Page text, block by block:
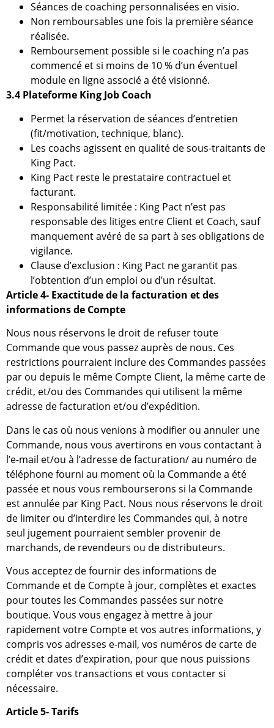
Séances de coaching personnalisées en visio.
Non remboursables une fois la première séance
réalisée.
Remboursement possible si le coaching n’a pas
commencé et si moins de 10 % d’un éventuel
module en ligne associé a été visionné.
3.4 Plateforme King Job Coach
Permet la réservation de séances d’entretien
(fit/motivation, technique, blanc).
Les coachs agissent en qualité de sous-traitants de
King Pact.
King Pact reste le prestataire contractuel et
facturant.
Responsabilité limitée : King Pact n’est pas
responsable des litiges entre Client et Coach, sauf
manquement avéré de sa part à ses obligations de
vigilance.
Clause d’exclusion : King Pact ne garantit pas
l’obtention d’un emploi ou d’un résultat.
Article 4- Exactitude de la facturation et des
informations de Compte
Nous nous réservons le droit de refuser toute
Commande que vous passez auprès de nous. Ces
restrictions pourraient inclure des Commandes passées
par ou depuis le même Compte Client, la même carte de
crédit, et/ou des Commandes qui utilisent la même
adresse de facturation et/ou d’expédition.
Dans le cas où nous venions à modifier ou annuler une
Commande, nous vous avertirons en vous contactant à
l’e-mail et/ou à l’adresse de facturation/ au numéro de
téléphone fourni au moment où la Commande a été
passée et nous vous rembourserons si la Commande
est annulée par King Pact. Nous nous réservons le droit
de limiter ou d’interdire les Commandes qui, à notre
seul jugement pourraient sembler provenir de
marchands, de revendeurs ou de distributeurs.
Vous acceptez de fournir des informations de
Commande et de Compte à jour, complètes et exactes
pour toutes les Commandes passées sur notre
boutique. Vous vous engagez à mettre à jour
rapidement votre Compte et vos autres informations, y
compris vos adresses e-mail, vos numéros de carte de
crédit et dates d’expiration, pour que nous puissions
compléter vos transactions et vous contacter si
nécessaire.
Article 5- Tarifs